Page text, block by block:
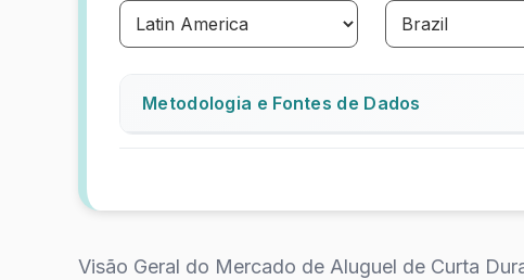
Metodologia e Fontes de Dados
com maior rendimento de aluguel no
Visão Geral do Mercado de Aluguel de Curta